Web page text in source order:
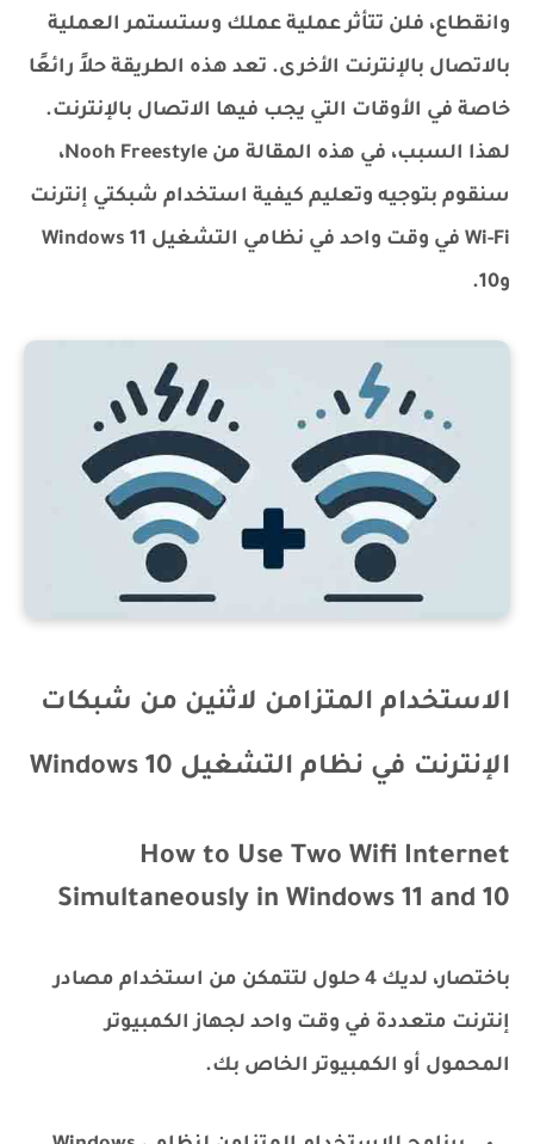
وانقطاع، فلن تتأثر عملية عملك وستستمر العملية
بالاتصال بالإنترنت الأخرى. تعد هذه الطريقة حلاً رائعًا
خاصة في الأوقات التي يجب فيها الاتصال بالإنترنت.
لهذا السبب، في هذه المقالة من Nooh Freestyle،
سنقوم بتوجيه وتعليم كيفية استخدام شبكتي إنترنت
Wi-Fi في وقت واحد في نظامي التشغيل Windows 11
و10.
الاستخدام المتزامن لاثنين من شبكات
الإنترنت في نظام التشغيل Windows 10
How to Use Two Wifi Internet
Simultaneously in Windows 11 and 10
باختصار، لديك 4 حلول لتتمكن من استخدام مصادر
إنترنت متعددة في وقت واحد لجهاز الكمبيوتر
المحمول أو الكمبيوتر الخاص بك.